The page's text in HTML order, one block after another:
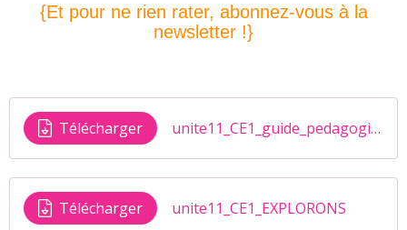
{Et pour ne rien rater, abonnez-vous à la
newsletter !}
Télécharger unite11_CE1_guide_pedagogique
Télécharger unite11_CE1_EXPLORONS